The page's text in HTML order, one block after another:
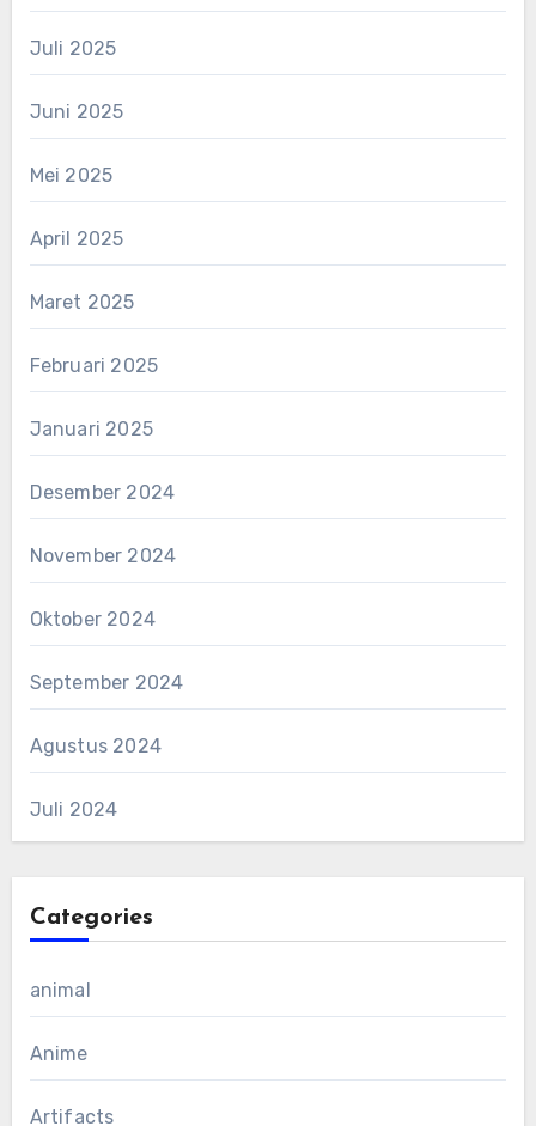
Juli 2025
Juni 2025
Mei 2025
April 2025
Maret 2025
Februari 2025
Januari 2025
Desember 2024
November 2024
Oktober 2024
September 2024
Agustus 2024
Juli 2024
Categories
animal
Anime
Artifacts